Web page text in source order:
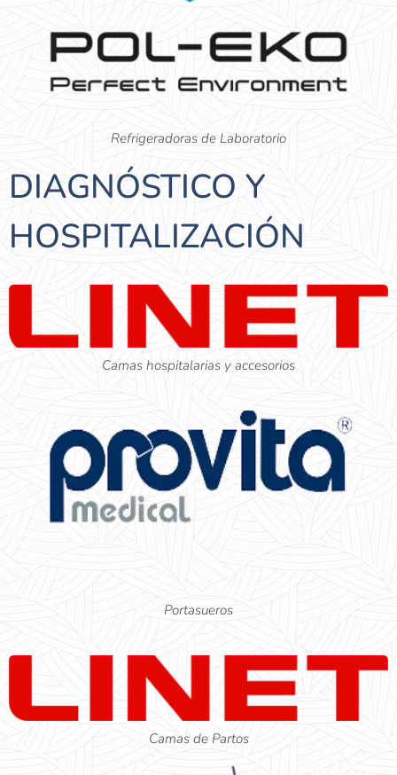
Refrigeradoras de Laboratorio
DIAGNÓSTICO Y
HOSPITALIZACIÓN
Camas hospitalarias y accesorios
Portasueros
Camas de Partos